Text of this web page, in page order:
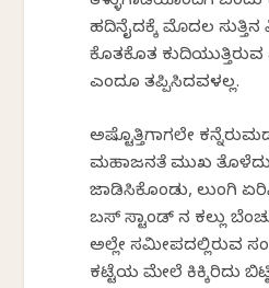
ಹದಿನೈದಕ್ಕೆ ಮೊದಲ
ಕೊತಕೊತ ಕುದಿಯುತ್ತಿರುವ
ಎಂದೂ ತಪ್ಪಿಸಿದವಳಲ್ಲ.
ಅಷ್ಟೊತ್ತಿಗಾಗಲೇ
ಮಹಾಜನತೆ ಮುಖ
ಜಾಡಿಸಿಕೊಂಡು, ಲುಂಗಿ
ಬಸ್ ಸ್ಟಾಂಡ್ ನ ಕಲ್ಲು
ಅಲ್ಲೇ ಸಮೀಪದಲ್ಲಿರುವ
ಕಟ್ಟೆಯ ಮೇಲೆ ಕಿಕ್ಕಿರಿದು